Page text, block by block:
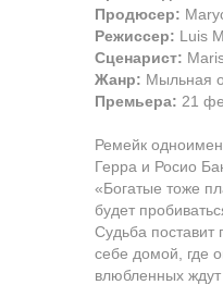
Продюсер:
Режиссер: Luis
Сценарист:
Жанр: Мыльная
Премьера: 21
Ремейк
Герра и Росио
«Богатые тоже
будет
Судьба
себе домой, где
влюбленных